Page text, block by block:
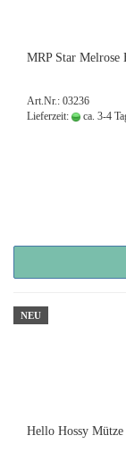
MRP Star Melrose
Art.Nr.: 03236
Lieferzeit:
ca. 3-4
NEU
Hello Hossy